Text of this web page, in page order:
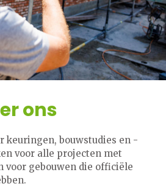
ons
keuringen, bouwstudies en -
voor alle projecten met
voor gebouwen die officiële